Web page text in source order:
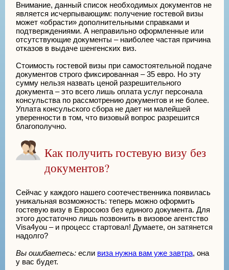
Внимание, данный список необходимых документов не
является исчерпывающим: получение гостевой визы
может «обрасти» дополнительными справками и
подтверждениями. А неправильно оформленные или
отсутствующие документы – наиболее частая причина
отказов в выдаче шенгенских виз.
Стоимость гостевой визы при самостоятельной подаче
документов строго фиксированная – 35 евро. Но эту
сумму нельзя назвать ценой разрешительного
документа – это всего лишь оплата услуг персонала
консульства по рассмотрению документов и не более.
Уплата консульского сбора не дает ни малейшей
уверенности в том, что визовый вопрос разрешится
благополучно.
Как получить гостевую визу без
документов?
Сейчас у каждого нашего соотечественника появилась
уникальная возможность: теперь можно оформить
гостевую визу в Евросоюз без единого документа. Для
этого достаточно лишь позвонить в визовое агентство
Visa4you – и процесс стартовал! Думаете, он затянется
надолго?
Вы ошибаетесь: если виза нужна вам уже завтра, она
у вас будет.